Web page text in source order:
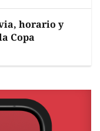
horario y
Copa